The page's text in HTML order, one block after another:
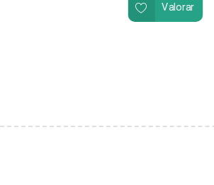
Valorar